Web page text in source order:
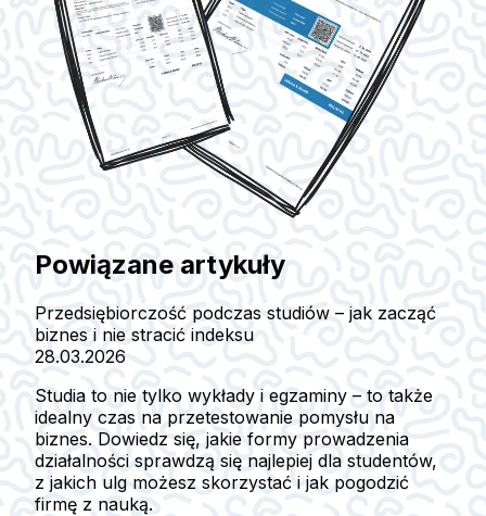
Powiązane artykuły
Przedsiębiorczość podczas studiów – jak zacząć
biznes i nie stracić indeksu
28.03.2026
Studia to nie tylko wykłady i egzaminy – to także
idealny czas na przetestowanie pomysłu na
biznes. Dowiedz się, jakie formy prowadzenia
działalności sprawdzą się najlepiej dla studentów,
z jakich ulg możesz skorzystać i jak pogodzić
firmę z nauką.